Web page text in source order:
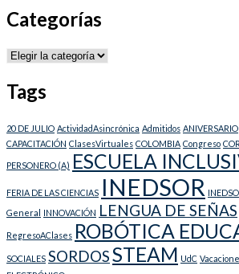
Categorías
Categorías
Tags
20 DE JULIO ActividadAsincrónica Admitidos ANIVERSARIO
CAPACITACIÓN ClasesVirtuales COLOMBIA Congreso
PERSONERO (A) ESCUELA
FERIA DE LAS CIENCIAS INEDSOR
General INNOVACIÓN LENGUA DE SEÑAS
RegresoAClases ROBÓTICA
SOCIALES SORDOSSTEAM UdC